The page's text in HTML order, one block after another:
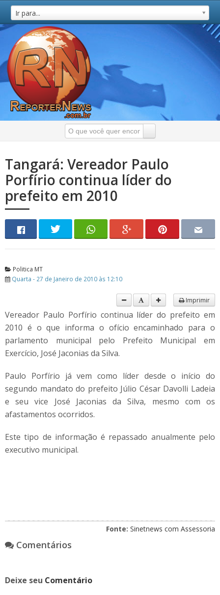
Ir para...
Tangará: Vereador Paulo
Porfírio continua líder do
prefeito em 2010
Politica MT
Quarta - 27 de Janeiro de 2010 às 12:10
Imprimir
Vereador Paulo Porfírio continua líder do prefeito em
2010 é o que informa o ofício encaminhado para o
parlamento municipal pelo Prefeito Municipal em
Exercício, José Jaconias da Silva.
Paulo Porfírio já vem como líder desde o início do
segundo mandato do prefeito Júlio César Davolli Ladeia
e seu vice José Jaconias da Silva, mesmo com os
afastamentos ocorridos.
Este tipo de informação é repassado anualmente pelo
executivo municipal.
Fonte: Sinetnews com Assessoria
Comentários
Deixe seu Comentário